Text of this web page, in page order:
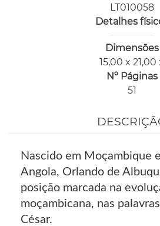
LT010058
Detalhes
Dimensões
15,00 x 21,00
Nº Páginas
51
Nascido em Moçambique
Angola, Orlando de
posição marcada na
moçambicana, nas
César.